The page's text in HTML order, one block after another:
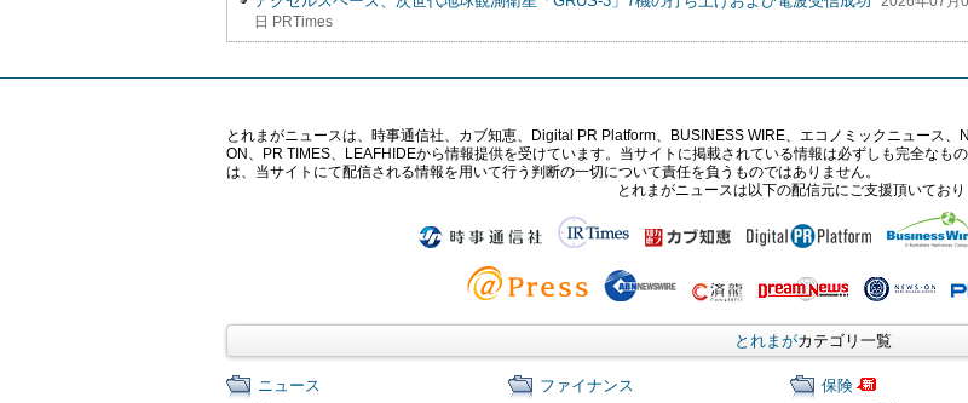
日 PRTimes
とれまがニュースは、時事通信社、カブ知恵、Digital PR Platform、BUSINESS WIRE、エコノミックニュース
ON、PR TIMES、LEAFHIDEから情報提供を受けています。当サイトに掲載されている情報は必ずしも完全なも
は、当サイトにて配信される情報を用いて行う判断の一切について責任を負うものではありません。
とれまがニュースは以下の配信元にご支援頂いており
とれまがカテゴリ一覧
ニュース
ファイナンス
保険